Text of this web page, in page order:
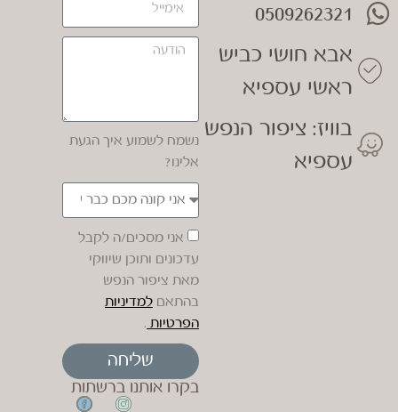
0509262321
אבא חושי כביש
ראשי עספיא
בוויז: ציפור הנפש
עספיא
נשמח לשמוע איך הגעת
אלינו?
אני מסכים/ה לקבל
עדכונים ותוכן שיווקי
מאת ציפור הנפש
בהתאם למדיניות
הפרטיות .
שליחה
בקרו אותנו ברשתות